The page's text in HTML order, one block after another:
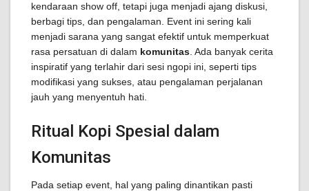
kendaraan show off, tetapi juga menjadi ajang diskusi,
berbagi tips, dan pengalaman. Event ini sering kali
menjadi sarana yang sangat efektif untuk memperkuat
rasa persatuan di dalam komunitas . Ada banyak cerita
inspiratif yang terlahir dari sesi ngopi ini, seperti tips
modifikasi yang sukses, atau pengalaman perjalanan
jauh yang menyentuh hati.
Ritual Kopi Spesial dalam
Komunitas
Pada setiap event, hal yang paling dinantikan pasti